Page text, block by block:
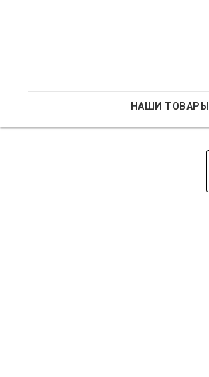
НАШИ ТОВАРЫ